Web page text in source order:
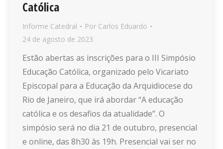
Católica
Informe Catedral Por Carlos Eduardo
24 de agosto de 2023
Estão abertas as inscrições para o III Simpósio
Educação Católica, organizado pelo Vicariato
Episcopal para a Educação da Arquidiocese do
Rio de Janeiro, que irá abordar “A educação
católica e os desafios da atualidade”. O
simpósio será no dia 21 de outubro, presencial
e online, das 8h30 às 19h. Presencial vai ser no